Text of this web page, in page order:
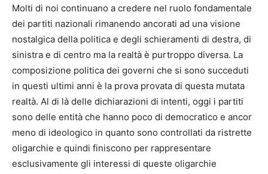
Molti di noi continuano a credere nel ruolo fondamentale
dei partiti nazionali rimanendo ancorati ad una visione
nostalgica della politica e degli schieramenti di destra, di
sinistra e di centro ma la realtà è purtroppo diversa. La
composizione politica dei governi che si sono succeduti
in questi ultimi anni è la prova provata di questa mutata
realtà. Al di là delle dichiarazioni di intenti, oggi i partiti
sono delle entità che hanno poco di democratico e ancor
meno di ideologico in quanto sono controllati da ristrette
oligarchie e quindi finiscono per rappresentare
esclusivamente gli interessi di queste oligarchie